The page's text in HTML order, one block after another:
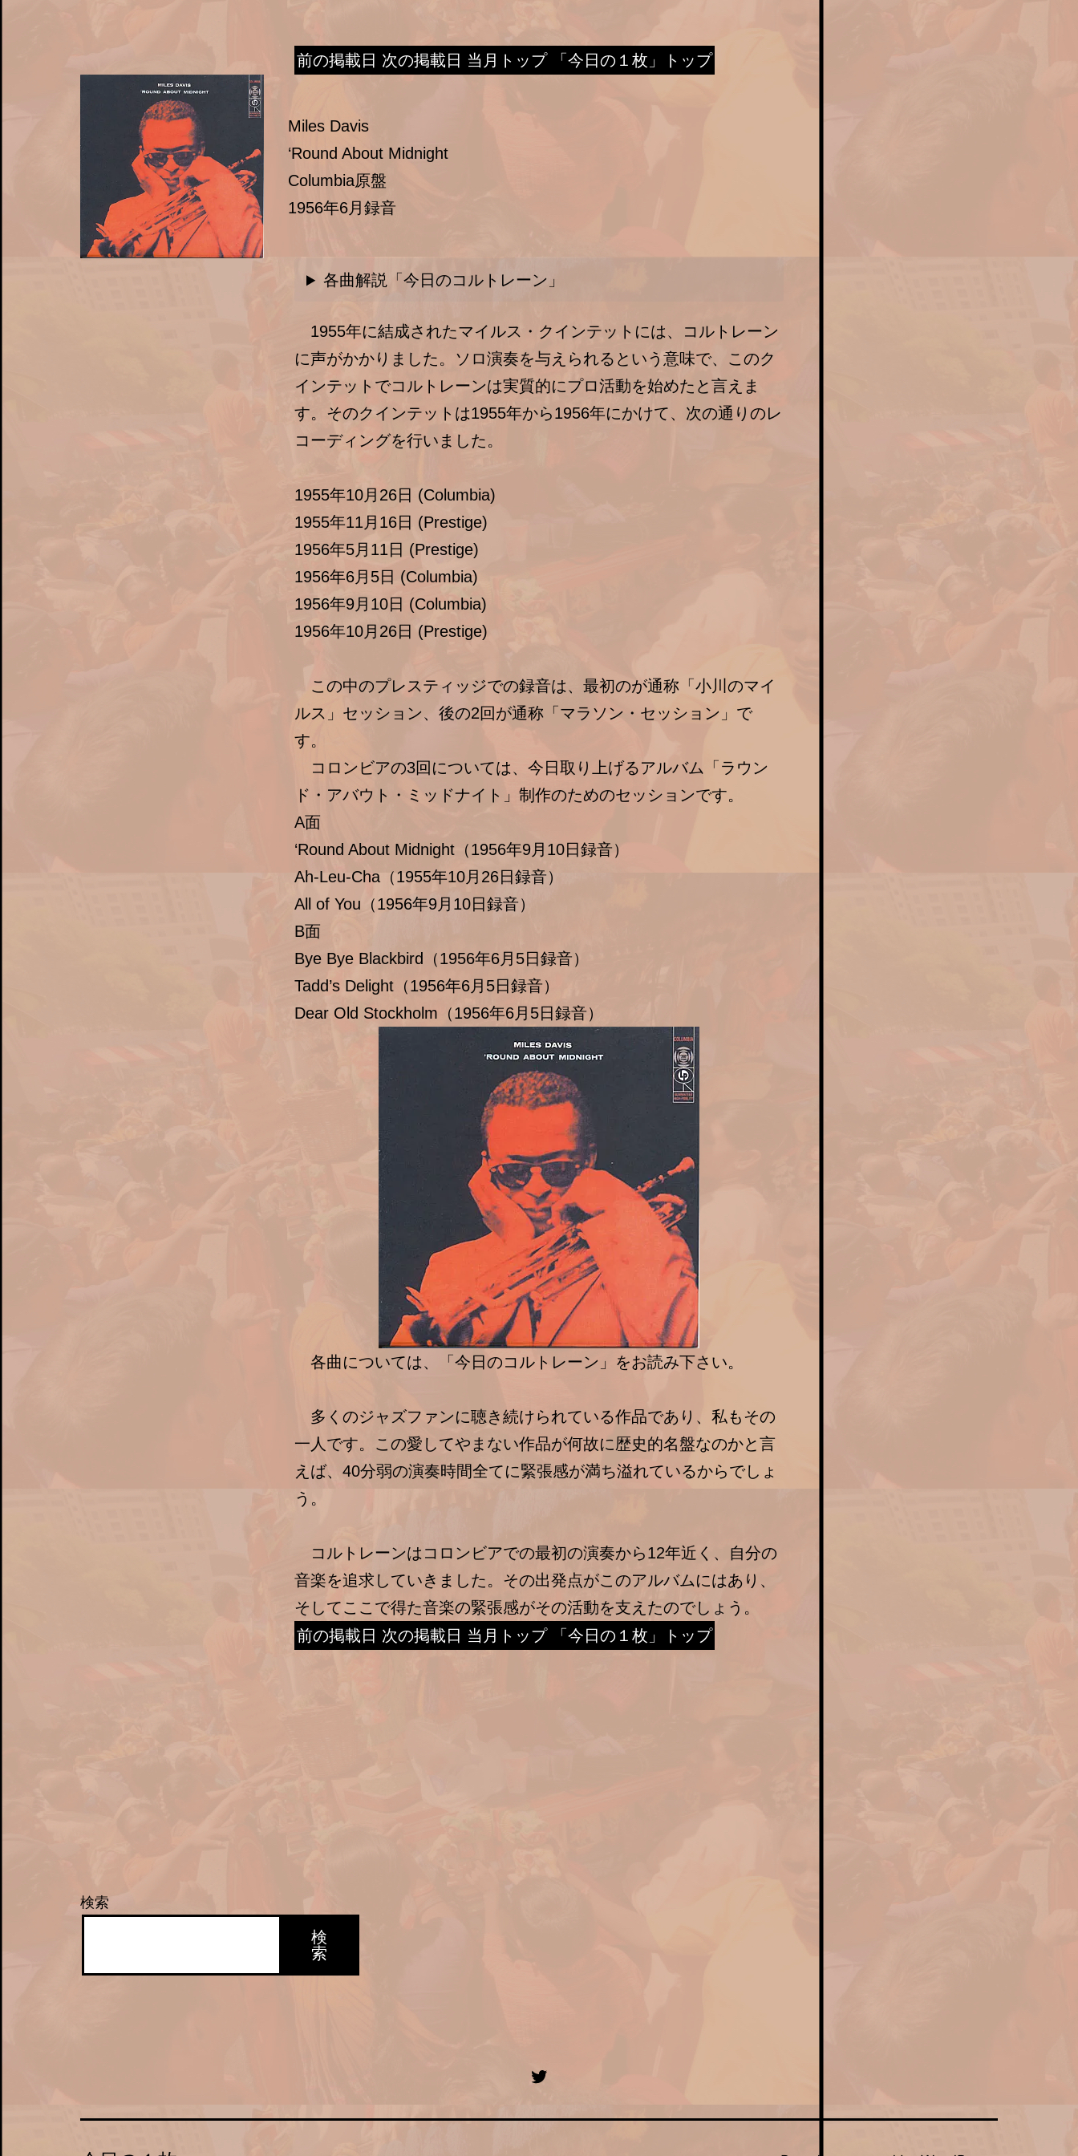
前の掲載日 次の掲載日 当月トップ 「今日の１枚」トップ
Miles Davis
‘Round About Midnight
Columbia原盤
1956年6月録音
各曲解説「今日のコルトレーン」
1955年に結成されたマイルス・クインテットには、コルトレーン
に声がかかりました。ソロ演奏を与えられるという意味で、このク
インテットでコルトレーンは実質的にプロ活動を始めたと言えま
す。そのクインテットは1955年から1956年にかけて、次の通りのレ
コーディングを行いました。
1955年10月26日 (Columbia)
1955年11月16日 (Prestige)
1956年5月11日 (Prestige)
1956年6月5日 (Columbia)
1956年9月10日 (Columbia)
1956年10月26日 (Prestige)
この中のプレスティッジでの録音は、最初のが通称「小川のマイ
ルス」セッション、後の2回が通称「マラソン・セッション」で
す。
コロンビアの3回については、今日取り上げるアルバム「ラウン
ド・アバウト・ミッドナイト」制作のためのセッションです。
A面
‘Round About Midnight（1956年9月10日録音）
Ah-Leu-Cha（1955年10月26日録音）
All of You（1956年9月10日録音）
B面
Bye Bye Blackbird（1956年6月5日録音）
Tadd’s Delight（1956年6月5日録音）
Dear Old Stockholm（1956年6月5日録音）
各曲については、「今日のコルトレーン」をお読み下さい。
多くのジャズファンに聴き続けられている作品であり、私もその
一人です。この愛してやまない作品が何故に歴史的名盤なのかと言
えば、40分弱の演奏時間全てに緊張感が満ち溢れているからでしょ
う。
コルトレーンはコロンビアでの最初の演奏から12年近く、自分の
音楽を追求していきました。その出発点がこのアルバムにはあり、
そしてここで得た音楽の緊張感がその活動を支えたのでしょう。
前の掲載日 次の掲載日 当月トップ 「今日の１枚」トップ
検索
検
索